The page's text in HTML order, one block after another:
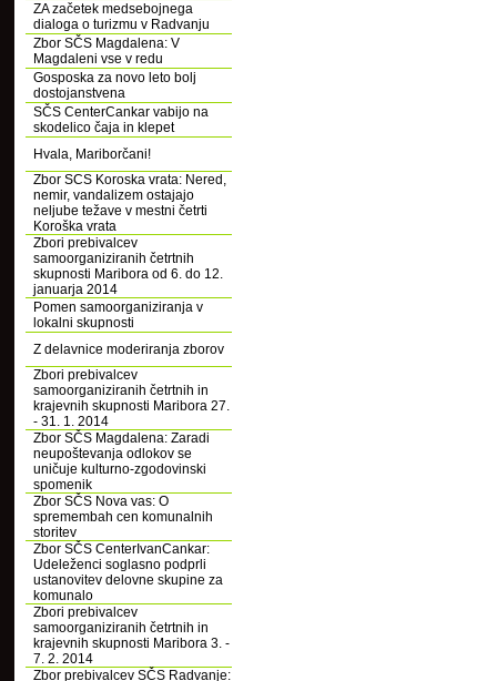
ZA začetek medsebojnega
dialoga o turizmu v Radvanju
Zbor SČS Magdalena: V
Magdaleni vse v redu
Gosposka za novo leto bolj
dostojanstvena
SČS CenterCankar vabijo na
skodelico čaja in klepet
Hvala, Mariborčani!
Zbor SCS Koroska vrata: Nered,
nemir, vandalizem ostajajo
neljube težave v mestni četrti
Koroška vrata
Zbori prebivalcev
samoorganiziranih četrtnih
skupnosti Maribora od 6. do 12.
januarja 2014
Pomen samoorganiziranja v
lokalni skupnosti
Z delavnice moderiranja zborov
Zbori prebivalcev
samoorganiziranih četrtnih in
krajevnih skupnosti Maribora 27.
- 31. 1. 2014
Zbor SČS Magdalena: Zaradi
neupoštevanja odlokov se
uničuje kulturno-zgodovinski
spomenik
Zbor SČS Nova vas: O
spremembah cen komunalnih
storitev
Zbor SČS CenterIvanCankar:
Udeleženci soglasno podprli
ustanovitev delovne skupine za
komunalo
Zbori prebivalcev
samoorganiziranih četrtnih in
krajevnih skupnosti Maribora 3. -
7. 2. 2014
Zbor prebivalcev SČS Radvanje: